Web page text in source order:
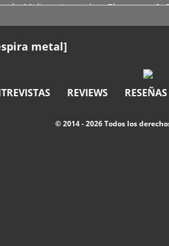
Melissa Acevedo. El potente […]
metal]
REVIEWS RESEÑAS
© 2014 - 2026 Todos los